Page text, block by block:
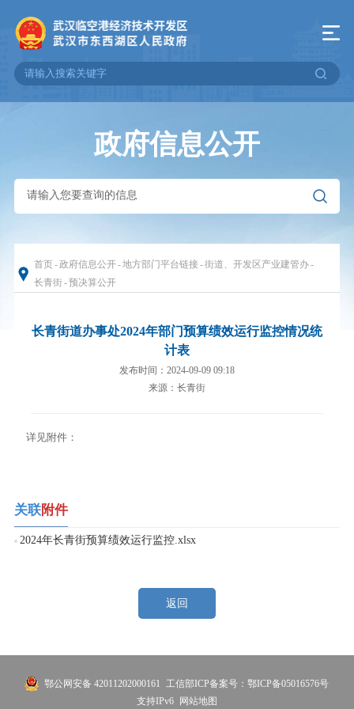
政府信息公开
首页-政府信息公开-地方部门平台链接-街道、开发区产业建管办-
长青街-预决算公开
长青街道办事处2024年部门预算绩效运行监控情况统
计表
发布时间：2024-09-09 09:18
来源：长青街
详见附件：
关联附件
2024年长青街预算绩效运行监控.xlsx
返回
鄂公网安备 42011202000161
工信部ICP备案号：鄂ICP备05016576号
支持IPv6 网站地图